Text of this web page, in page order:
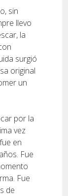
sin
llevo
la
surgió
original
un
por la
vez
en
Fue
Fue
de